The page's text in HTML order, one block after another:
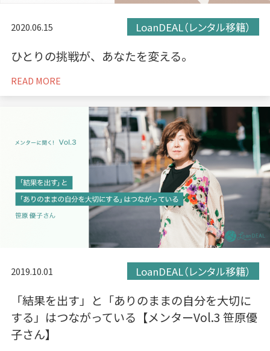
2020.06.15 LoanDEAL（レンタル移籍）
ひとりの挑戦が、あなたを変える。
READ MORE
2019.10.01 LoanDEAL（レンタル移籍）
「結果を出す」と「ありのままの自分を大切に
する」はつながっている【メンターVol.3 笹原優
子さん】